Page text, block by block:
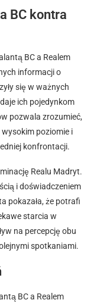
BC kontra
BC a Realem
informacji o
się w ważnych
ich pojedynkom
pozwala zrozumieć,
wysokim poziomie i
konfrontacji.
Realu Madryt.
i doświadczeniem
pokazała, że potrafi
starcia w
na percepcję obu
spotkaniami.
BC a Realem